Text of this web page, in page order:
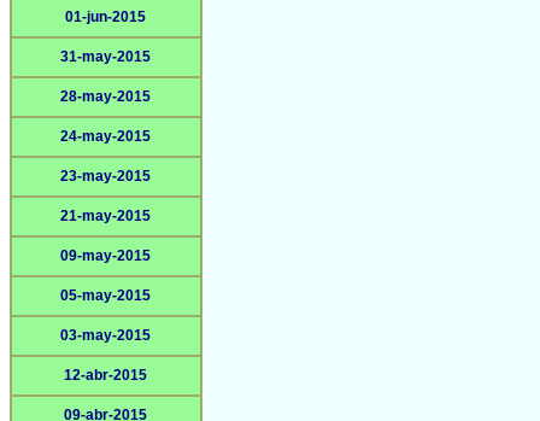
01-jun-2015
31-may-2015
28-may-2015
24-may-2015
23-may-2015
21-may-2015
09-may-2015
05-may-2015
03-may-2015
12-abr-2015
09-abr-2015